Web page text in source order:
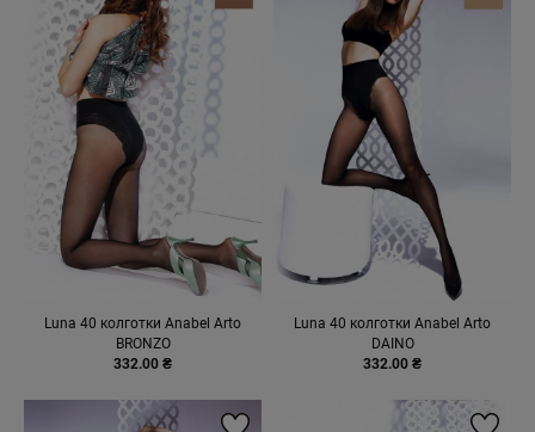
Luna 40 колготки Anabel Arto
BRONZO
332.00 ₴
Luna 40 колготки Anabel Arto
DAINO
332.00 ₴